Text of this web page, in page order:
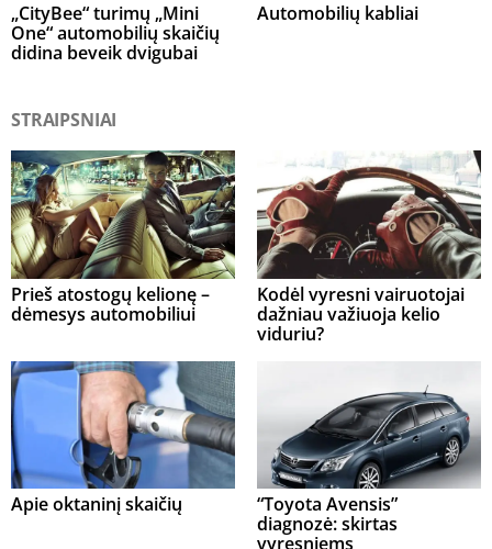
„CityBee“ turimų „Mini
One“ automobilių skaičių
didina beveik dvigubai
Automobilių kabliai
STRAIPSNIAI
Prieš atostogų kelionę –
dėmesys automobiliui
Kodėl vyresni vairuotojai
dažniau važiuoja kelio
viduriu?
Apie oktaninį skaičių
“Toyota Avensis”
diagnozė: skirtas
vyresniems